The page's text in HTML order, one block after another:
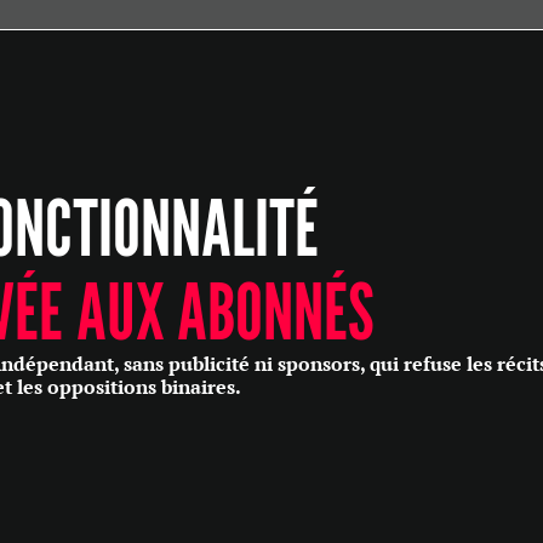
SANTÉ
PHILOSOPHIE
CULTURE
SOCIÉTÉ
AUX ABONNÉS
sans publicité ni sponsors, qui refuse les
les oppositions binaires.